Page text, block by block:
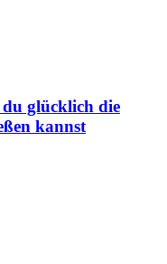
glücklich die
kannst